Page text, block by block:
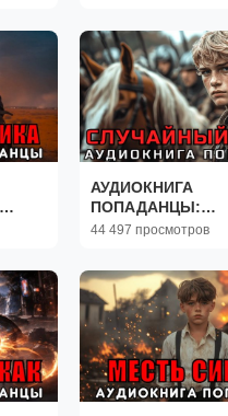
АУДИОКНИГА
ПОПАДАНЦЫ:
СЛУЧАЙНЫЙ
44 497 просмотров